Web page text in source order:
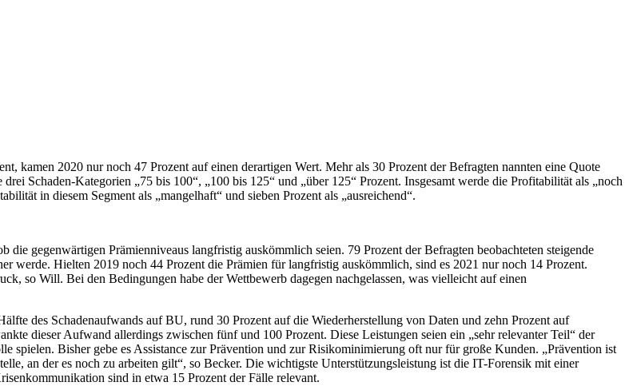
kamen 2020 nur noch 47 Prozent auf einen derartigen Wert. Mehr als 30 Prozent der Befragten nannten eine Quote
Schaden-Kategorien „75 bis 100“, „100 bis 125“ und „über 125“ Prozent. Insgesamt werde die Profitabilität als „noch
in diesem Segment als „mangelhaft“ und sieben Prozent als „ausreichend“.
gegenwärtigen Prämienniveaus langfristig auskömmlich seien. 79 Prozent der Befragten beobachteten steigende
werde. Hielten 2019 noch 44 Prozent die Prämien für langfristig auskömmlich, sind es 2021 nur noch 14 Prozent.
so Will. Bei den Bedingungen habe der Wettbewerb dagegen nachgelassen, was vielleicht auf einen
des Schadenaufwands auf BU, rund 30 Prozent auf die Wiederherstellung von Daten und zehn Prozent auf
dieser Aufwand allerdings zwischen fünf und 100 Prozent. Diese Leistungen seien ein „sehr relevanter Teil“ der
spielen. Bisher gebe es Assistance zur Prävention und zur Risikominimierung oft nur für große Kunden. „Prävention ist
an der es noch zu arbeiten gilt“, so Becker. Die wichtigste Unterstützungsleistung ist die IT-Forensik mit einer
sind in etwa 15 Prozent der Fälle relevant.